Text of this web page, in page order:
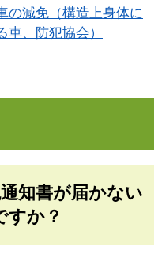
の減免（構造上身体に
、防犯協会）
知書が届かない
すか？